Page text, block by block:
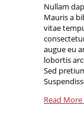
Nullam
Mauris a
vitae
augue eu
lobortis
Sed
Read